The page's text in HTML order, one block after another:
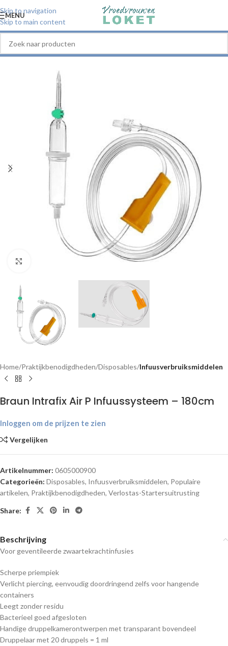
Skip to navigation
Skip to main content
MENU
Home Praktijkbenodigdheden Disposables Infuusverbruiksmiddelen
Braun Intrafix Air P Infuussysteem – 180cm
Inloggen om de prijzen te zien
Vergelijken
Artikelnummer: 0605000900
Categorieën: Disposables, Infuusverbruiksmiddelen, Populaire
artikelen, Praktijkbenodigdheden, Verlostas-Startersuitrusting
Share:
Beschrijving
Voor geventileerde zwaartekrachtinfusies
Scherpe priempiek
Verlicht piercing, eenvoudig doordringend zelfs voor hangende
containers
Leegt zonder residu
Bacterieel goed afgesloten
Handige druppelkamerontwerpen met transparant bovendeel
Druppelaar met 20 druppels = 1 ml